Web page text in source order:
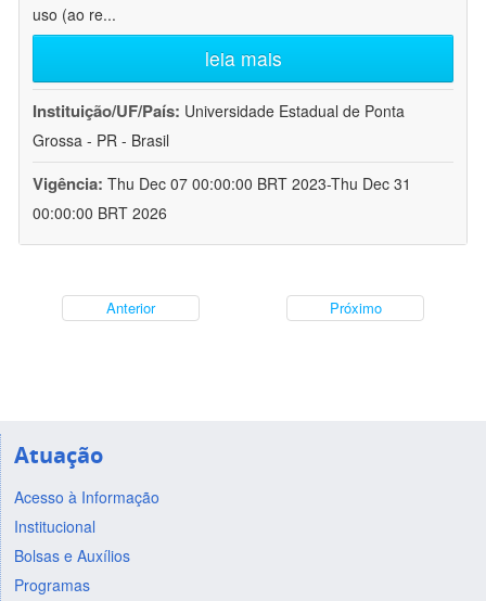
uso (ao re...
leia mais
Instituição/UF/País: Universidade Estadual de Ponta
Grossa - PR - Brasil
Vigência: Thu Dec 07 00:00:00 BRT 2023-Thu Dec 31
00:00:00 BRT 2026
Anterior Próximo
Atuação
Acesso à Informação
Institucional
Bolsas e Auxílios
Programas